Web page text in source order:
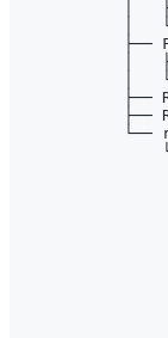
│
│
├──
│
│
├──
├──
└──